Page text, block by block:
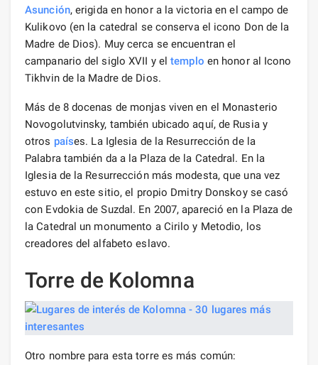
Asunción, erigida en honor a la victoria en el campo de
Kulikovo (en la catedral se conserva el icono Don de la
Madre de Dios). Muy cerca se encuentran el
campanario del siglo XVII y eltemplo en honor al Icono
Tikhvin de la Madre de Dios.
Más de 8 docenas de monjas viven en el Monasterio
Novogolutvinsky, también ubicado aquí, de Rusia y
otros países. La Iglesia de la Resurrección de la
Palabra también da a la Plaza de la Catedral. En la
Iglesia de la Resurrección más modesta, que una vez
estuvo en este sitio, el propio Dmitry Donskoy se casó
con Evdokia de Suzdal. En 2007, apareció en la Plaza de
la Catedral un monumento a Cirilo y Metodio, los
creadores del alfabeto eslavo.
Torre de Kolomna
Otro nombre para esta torre es más común: